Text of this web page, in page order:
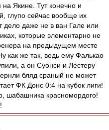
на Якине. Тут конечно и
глупо сейчас вообще их
дело даже не в ван Гале или
которые элементарно не
на предыдущем месте
как же так, ведь ему Фалькао
а он Суонси и Лестеру
бляд сраный не может
ФК Донс 0:4 на кубок лиги!
шабашника красномордого!